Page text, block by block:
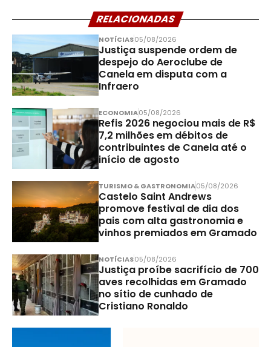
RELACIONADAS
NOTÍCIAS05/08/2026
Justiça suspende ordem de
despejo do Aeroclube de
Canela em disputa com a
Infraero
ECONOMIA05/08/2026
Refis 2026 negociou mais de R$
7,2 milhões em débitos de
contribuintes de Canela até o
início de agosto
TURISMO & GASTRONOMIA05/08/2026
Castelo Saint Andrews
promove festival de dia dos
pais com alta gastronomia e
vinhos premiados em Gramado
NOTÍCIAS05/08/2026
Justiça proíbe sacrifício de 700
aves recolhidas em Gramado
no sítio de cunhado de
Cristiano Ronaldo